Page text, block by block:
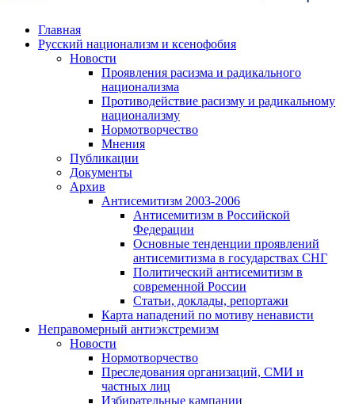
Главная
Русский национализм и ксенофобия
Новости
Проявления расизма и радикального
национализма
Противодействие расизму и радикальному
национализму
Нормотворчество
Мнения
Публикации
Документы
Архив
Антисемитизм 2003-2006
Антисемитизм в Российской
Федерации
Основные тенденции проявлений
антисемитизма в государствах СНГ
Политический антисемитизм в
современной России
Статьи, доклады, репортажи
Карта нападений по мотиву ненависти
Неправомерный антиэкстремизм
Новости
Нормотворчество
Преследования организаций, СМИ и
частных лиц
Избирательные кампании